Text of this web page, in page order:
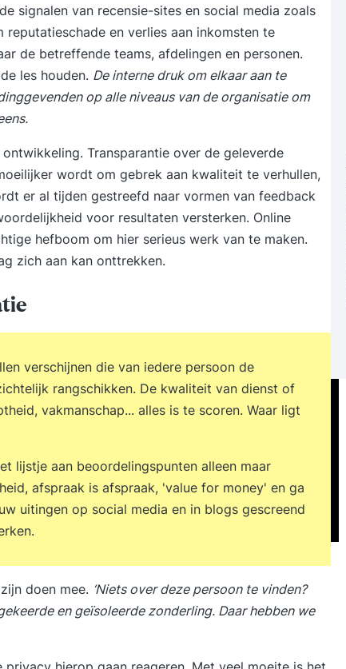
signalen van recensie-sites en social media zoals
reputatieschade en verlies aan inkomsten te
de betreffende teams, afdelingen en personen.
les houden. De interne druk om elkaar aan te
op alle niveaus van de organisatie om
Transparantie over de geleverde
wordt om gebrek aan kwaliteit te verhullen,
er al tijden gestreefd naar vormen van feedback
voor resultaten versterken. Online
hefboom om hier serieus werk van te maken.
zich aan kan onttrekken.
verschijnen die van iedere persoon de
rangschikken. De kwaliteit van dienst of
vakmanschap... alles is te scoren. Waar ligt
lijstje aan beoordelingspunten alleen maar
afspraak is afspraak, 'value for money' en ga
uitingen op social media en in blogs gescreend
doen mee. ‘Niets over deze persoon te vinden?
en geïsoleerde zonderling. Daar hebben we